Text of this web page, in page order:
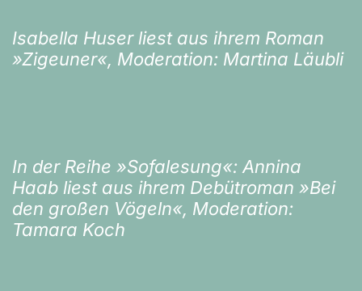
Isabella Huser liest aus ihrem Roman
»Zigeuner«, Moderation: Martina Läubli
In der Reihe »Sofalesung«: Annina
Haab liest aus ihrem Debütroman »Bei
den großen Vögeln«, Moderation:
Tamara Koch